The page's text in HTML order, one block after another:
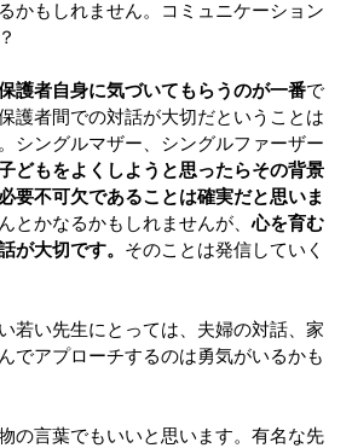
かもしれません。コミュニケーション
護者自身に気づいてもらうのが一番で
護者間での対話が大切だということは
シングルマザー、シングルファーザー
どもをよくしようと思ったらその背景
要不可欠であることは確実だと思いま
とかなるかもしれませんが、心を育む
が大切です。 そのことは発信していく
若い先生にとっては、夫婦の対話、家
でアプローチするのは勇気がいるかも
の言葉でもいいと思います。有名な先